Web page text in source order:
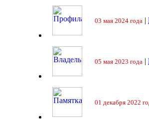
03 мая 2024 года |
05 мая 2023 года |
01 декабря 2022